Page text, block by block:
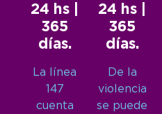
24 hs |
365
días.
La línea
147
cuenta
24 hs |
365
días.
De la
violencia
se puede